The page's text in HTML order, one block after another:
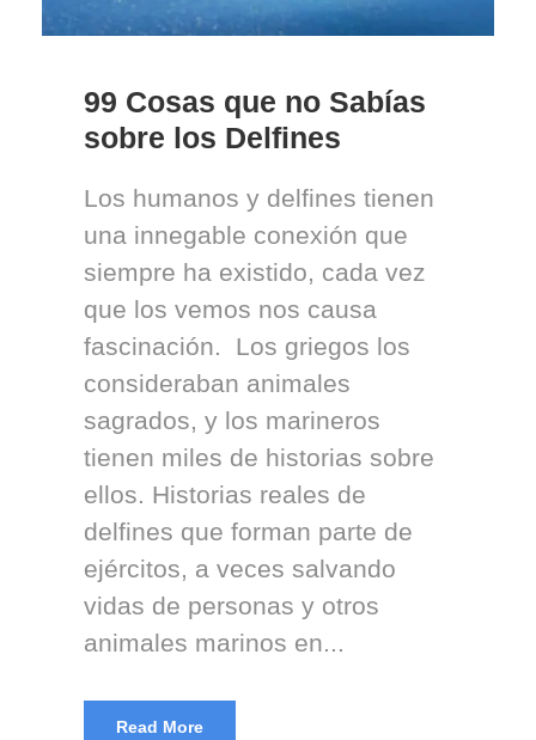
99 Cosas que no Sabías
sobre los Delfines
Los humanos y delfines tienen
una innegable conexión que
siempre ha existido, cada vez
que los vemos nos causa
fascinación. Los griegos los
consideraban animales
sagrados, y los marineros
tienen miles de historias sobre
ellos. Historias reales de
delfines que forman parte de
ejércitos, a veces salvando
vidas de personas y otros
animales marinos en...
Read More